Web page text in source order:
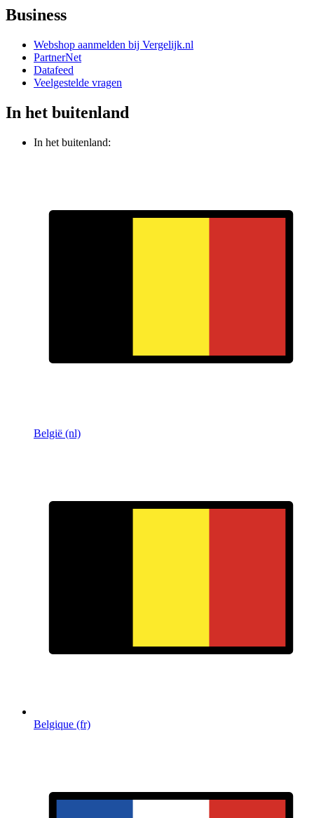
Business
Webshop aanmelden bij Vergelijk.nl
PartnerNet
Datafeed
Veelgestelde vragen
In het buitenland
In het buitenland:
België (nl)
Belgique (fr)